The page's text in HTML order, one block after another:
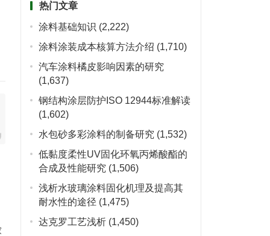
热门文章
涂料基础知识 (2,222)
涂料涂装成本核算方法介绍 (1,710)
汽车涂料橘皮影响因素的研究
(1,637)
钢结构涂层防护ISO 12944标准解读
(1,602)
水包砂多彩涂料的制备研究 (1,532)
低黏度柔性UV固化环氧丙烯酸酯的
合成及性能研究 (1,506)
浅析水玻璃涂料固化机理及提高其
耐水性的途径 (1,475)
达克罗工艺浅析 (1,450)